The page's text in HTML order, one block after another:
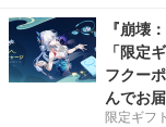
『崩壊
「限定
フクー
んでお
限定ギフ